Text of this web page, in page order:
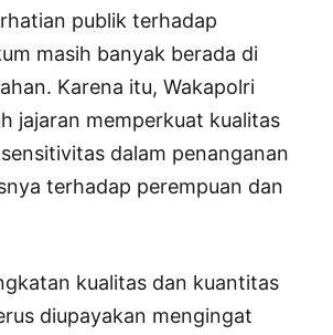
publik terhadap
masih banyak berada di
Karena itu, Wakapolri
jajaran memperkuat kualitas
dalam penanganan
terhadap perempuan dan
kualitas dan kuantitas
diupayakan mengingat